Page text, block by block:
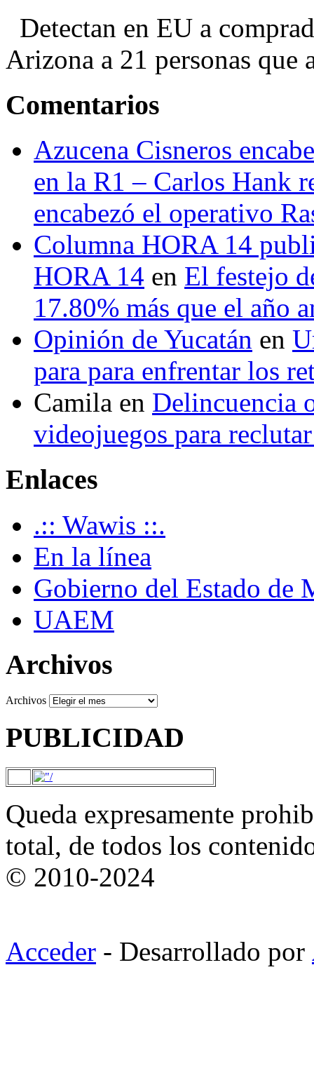
Detectan en EU a
Arizona a 21 personas que
Comentarios
Azucena Cisneros
en la R1 – Carlos Hank
encabezó el operativo
Columna HORA 14
HORA 14 en El festejo
17.80% más que el año
Opinión de Yucatán en
para para enfrentar los
Camila en Delincuencia
videojuegos para
Enlaces
.:: Wawis ::.
En la línea
Gobierno del Estado de
UAEM
Archivos
Archivos
PUBLICIDAD
Queda expresamente
total, de todos los
© 2010-2024
Acceder - Desarrollado por